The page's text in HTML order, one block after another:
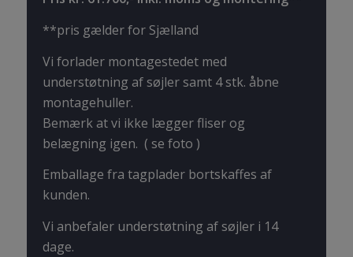
**pris gælder for Sjælland
Vi forlader montagestedet med
understøtning af søjler samt 4 stk. åbne
montagehuller.
Bemærk at vi ikke lægger fliser og
belægning igen. ( se foto )
Emballage fra tagplader bortskaffes af
kunden.
Vi anbefaler understøtning af søjler i 14
dage.